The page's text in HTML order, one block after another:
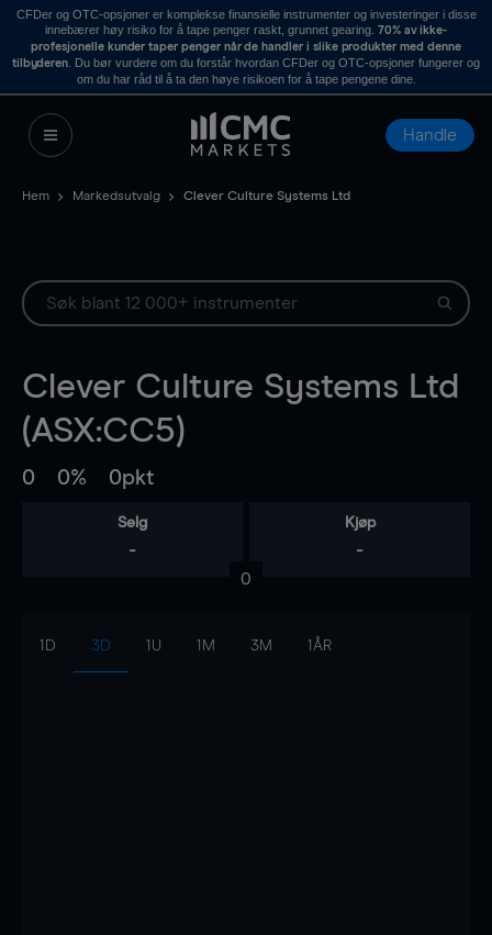
CFDer og OTC-opsjoner er komplekse finansielle instrumenter og investeringer i disse
innebærer høy risiko for å tape penger raskt, grunnet gearing. 70% av ikke-
profesjonelle kunder taper penger når de handler i slike produkter med denne
tilbyderen . Du bør vurdere om du forstår hvordan CFDer og OTC-opsjoner fungerer og
om du har råd til å ta den høye risikoen for å tape pengene dine.
Handle
Hem Markedsutvalg Clever Culture Systems Ltd
Clever Culture Systems Ltd
(ASX:CC5)
0 0% 0pkt
Selg
-
Kjøp
-
0
1D 3D 1U 1M 3M 1ÅR